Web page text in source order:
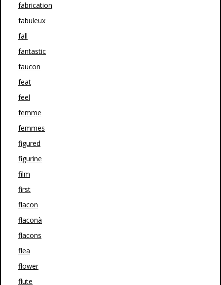
fabrication
fabuleux
fall
fantastic
faucon
feat
feel
femme
femmes
figured
figurine
film
first
flacon
flaconà
flacons
flea
flower
flute